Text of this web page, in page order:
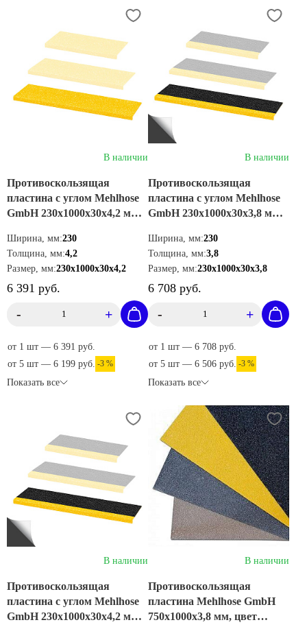
В наличии
Противоскользящая
пластина с углом Mehlhose
GmbH 230х1000х30х4,2 мм,
GKXG2301000
Ширина, мм:230
Толщина, мм:4,2
Размер, мм:230х1000х30х4,2
6 391 руб.
- +
от 1 шт — 6 391 руб.
от 5 шт — 6 199 руб. -3 %
Показать все
В наличии
Противоскользящая
пластина с углом Mehlhose
GmbH 230х1000х30х3,8 мм,
GKMW2301000
Ширина, мм:230
Толщина, мм:3,8
Размер, мм:230х1000х30х3,8
6 708 руб.
- +
от 1 шт — 6 708 руб.
от 5 шт — 6 506 руб. -3 %
Показать все
В наличии
Противоскользящая
пластина с углом Mehlhose
GmbH 230х1000х30х4,2 мм,
В наличии
Противоскользящая
пластина Mehlhose GmbH
750х1000х3,8 мм, цвет